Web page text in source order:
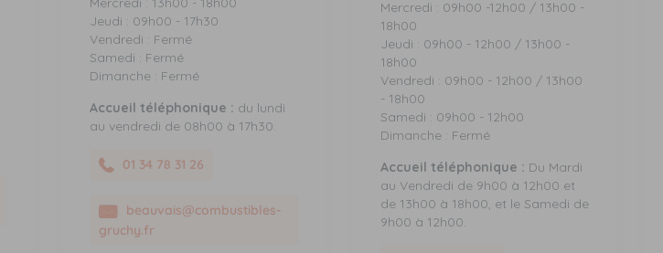
Jeudi : 09h00 - 17h30
Vendredi : Fermé
Samedi : Fermé
Dimanche : Fermé
Accueil téléphonique : du lundi
au vendredi de 08h00 à 17h30.
01 34 78 31 26
beauvais@combustibles-
gruchy.fr
Mercredi : 09h00 -12h00 / 13h00 -
18h00
Jeudi : 09h00 - 12h00 / 13h00 -
18h00
Vendredi : 09h00 - 12h00 / 13h00
- 18h00
Samedi : 09h00 - 12h00
Dimanche : Fermé
Accueil téléphonique : Du Mardi
au Vendredi de 9h00 à 12h00 et
de 13h00 à 18h00, et le Samedi de
9h00 à 12h00.